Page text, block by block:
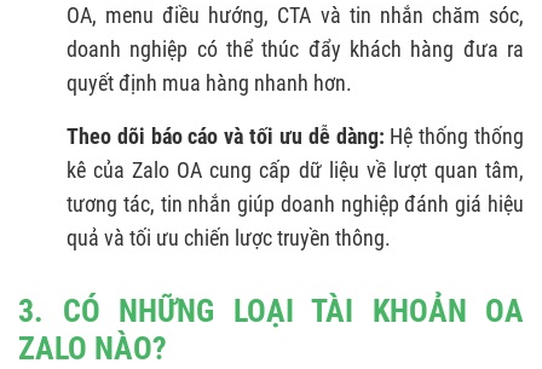
OA, menu điều hướng, CTA và tin nhắn chăm sóc,
doanh nghiệp có thể thúc đẩy khách hàng đưa ra
quyết định mua hàng nhanh hơn.
Theo dõi báo cáo và tối ưu dễ dàng: Hệ thống thống
kê của Zalo OA cung cấp dữ liệu về lượt quan tâm,
tương tác, tin nhắn giúp doanh nghiệp đánh giá hiệu
quả và tối ưu chiến lược truyền thông.
3. CÓ NHỮNG LOẠI TÀI KHOẢN OA
ZALO NÀO?